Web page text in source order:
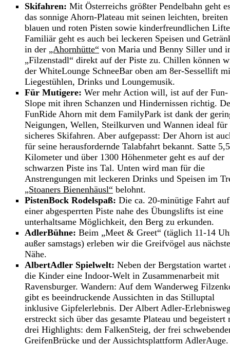
Skifahren: Mit Österreichs größter Pendelbahn geht
das sonnige Ahorn-Plateau mit seinen leichten, breiten
blauen und roten Pisten sowie kinderfreundlichen
Familiär geht es auch bei leckeren Speisen und
in der „Ahornhütte“ von Maria und Benny Siller und
„Filzenstadl“ direkt auf der Piste zu. Chillen können
der WhiteLounge SchneeBar oben am 8er-Sessellift
Liegestühlen, Drinks und Loungemusik.
Für Mutigere: Wer mehr Action will, ist auf der Fun-
Slope mit ihren Schanzen und Hindernissen richtig.
FunRide Ahorn mit dem FamilyPark ist dank der
Neigungen, Wellen, Steilkurven und Wannen ideal für
sicheres Skifahren. Aber aufgepasst: Der Ahorn ist
für seine herausfordernde Talabfahrt bekannt. Satte 5,5
Kilometer und über 1300 Höhenmeter geht es auf der
schwarzen Piste ins Tal. Unten wird man für die
Anstrengungen mit leckeren Drinks und Speisen im
„Stoaners Bienenhäusl“ belohnt.
PistenBock Rodelspaß: Die ca. 20-minütige Fahrt auf
einer abgesperrten Piste nahe des Übungslifts ist eine
unterhaltsame Möglichkeit, den Berg zu erkunden.
AdlerBühne: Beim „Meet & Greet“ (täglich 11-14
außer samstags) erleben wir die Greifvögel aus
Nähe.
AlbertAdler Spielwelt: Neben der Bergstation wartet
die Kinder eine Indoor-Welt in Zusammenarbeit mit
Ravensburger. Wandern: Auf dem Wanderweg
gibt es beeindruckende Aussichten in das Stilluptal
inklusive Gipfelerlebnis. Der Albert Adler-
erstreckt sich über das gesamte Plateau und begeistert
drei Highlights: dem FalkenSteig, der frei
GreifenBrücke und der Aussichtsplattform AdlerAuge.